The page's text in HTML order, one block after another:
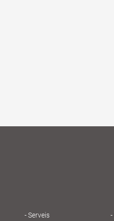
Serveis